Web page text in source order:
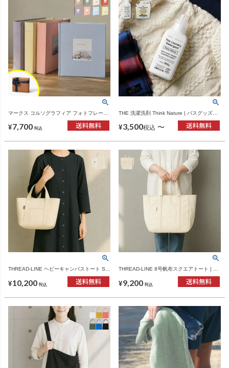
マークス コルソグラフィア フォトフレーム
¥7,700 税込
THE 洗濯洗剤 Think Nature | バスグッズ・
¥3,500税込 〜
THREAD-LINE ヘビーキャンバストート S |
¥10,200 税込
THREAD-LINE 8号帆布スクエアトート | イ
¥9,200 税込